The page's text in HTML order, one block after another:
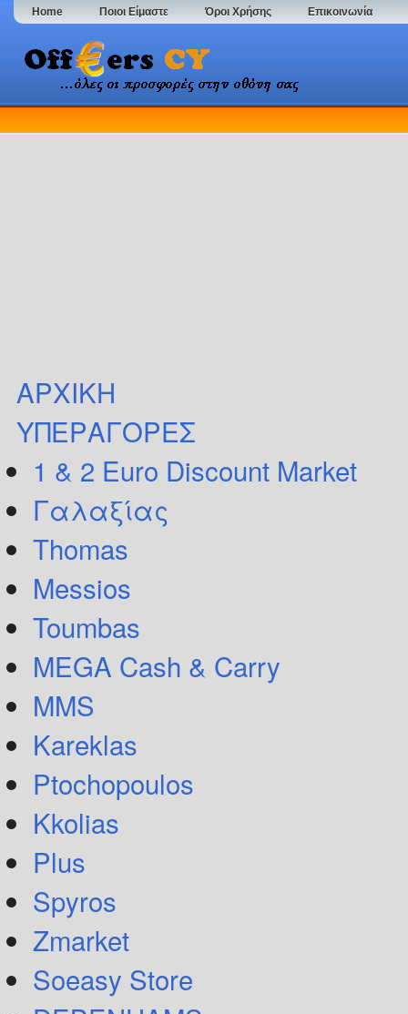
Home Ποιοι Είμαστε Όροι Χρήσης Επικοινωνία
ΑΡΧΙΚΗ
ΥΠΕΡΑΓΟΡΕΣ
1 & 2 Euro Discount Market
Γαλαξίας
Thomas
Messios
Toumbas
MEGA Cash & Carry
MMS
Kareklas
Ptochopoulos
Kkolias
Plus
Spyros
Zmarket
Soeasy Store